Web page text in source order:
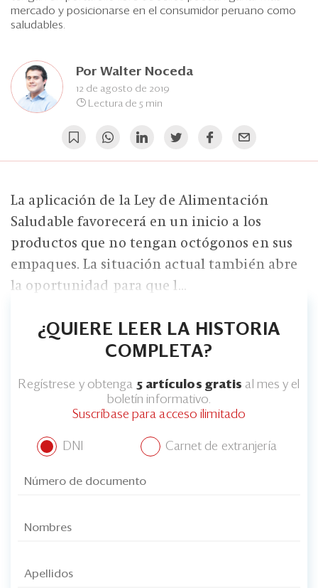
Ranking CEO
mercado y posicionarse en el consumidor peruano como
saludables.
Por Walter Noceda
12 de agosto de 2019
Lectura de 5 min
La aplicación de la Ley de Alimentación
Saludable favorecerá en un inicio a los
productos que no tengan octógonos en sus
empaques. La situación actual también abre
la oportunidad para que l...
¿QUIERE LEER LA HISTORIA
COMPLETA?
Regístrese y obtenga 5 artículos gratis al mes y el
boletín informativo.
Suscríbase para acceso ilimitado
DNI Carnet de extranjería